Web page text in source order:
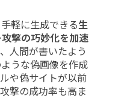
軽に生成できる生
撃の巧妙化を加速
人間が書いたよう
うな偽画像を作成
や偽サイトが以前
撃の成功率も高ま